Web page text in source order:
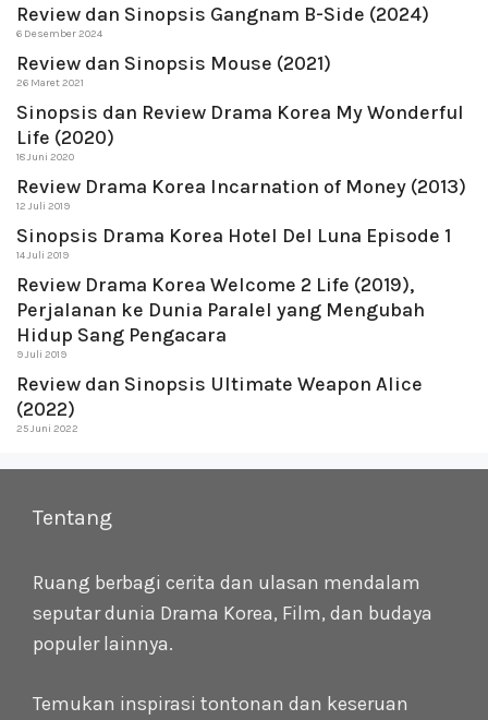
Review dan Sinopsis Gangnam B-Side (2024)
6 Desember 2024
Review dan Sinopsis Mouse (2021)
26 Maret 2021
Sinopsis dan Review Drama Korea My Wonderful
Life (2020)
18 Juni 2020
Review Drama Korea Incarnation of Money (2013)
12 Juli 2019
Sinopsis Drama Korea Hotel Del Luna Episode 1
14 Juli 2019
Review Drama Korea Welcome 2 Life (2019),
Perjalanan ke Dunia Paralel yang Mengubah
Hidup Sang Pengacara
9 Juli 2019
Review dan Sinopsis Ultimate Weapon Alice
(2022)
25 Juni 2022
Tentang
Ruang berbagi cerita dan ulasan mendalam
seputar dunia Drama Korea, Film, dan budaya
populer lainnya.
Temukan inspirasi tontonan dan keseruan